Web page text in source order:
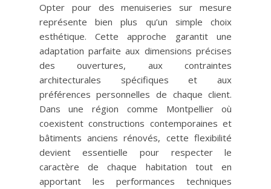
Opter pour des menuiseries sur mesure
représente bien plus qu’un simple choix
esthétique. Cette approche garantit une
adaptation parfaite aux dimensions précises
des ouvertures, aux contraintes
architecturales spécifiques et aux
préférences personnelles de chaque client.
Dans une région comme Montpellier où
coexistent constructions contemporaines et
bâtiments anciens rénovés, cette flexibilité
devient essentielle pour respecter le
caractère de chaque habitation tout en
apportant les performances techniques